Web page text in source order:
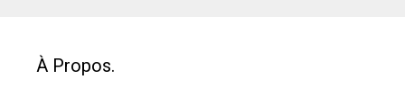
À Propos.